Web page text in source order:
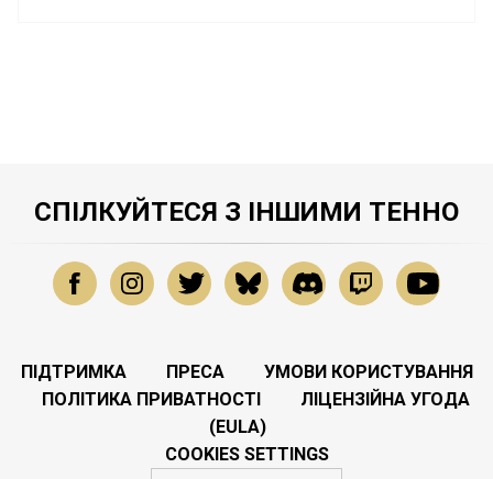
СПІЛКУЙТЕСЯ З ІНШИМИ ТЕННО
ПІДТРИМКА ПРЕСА
УМОВИ КОРИСТУВАННЯ
ПОЛІТИКА ПРИВАТНОСТІ
ЛІЦЕНЗІЙНА УГОДА
(EULA)
COOKIES SETTINGS